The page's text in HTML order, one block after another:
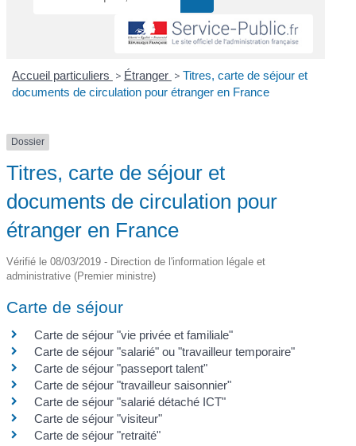
Accueil particuliers > Étranger > Titres, carte de séjour et
documents de circulation pour étranger en France
Dossier
Titres, carte de séjour et
documents de circulation pour
étranger en France
Vérifié le 08/03/2019 - Direction de l'information légale et
administrative (Premier ministre)
Carte de séjour
Carte de séjour "vie privée et familiale"
Carte de séjour "salarié" ou "travailleur temporaire"
Carte de séjour "passeport talent"
Carte de séjour "travailleur saisonnier"
Carte de séjour "salarié détaché ICT"
Carte de séjour "visiteur"
Carte de séjour "retraité"